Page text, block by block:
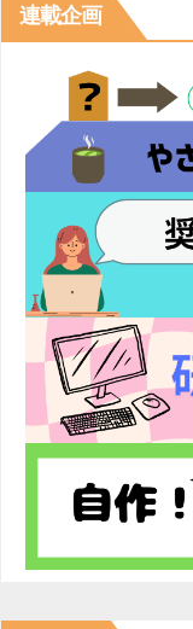
連載企画